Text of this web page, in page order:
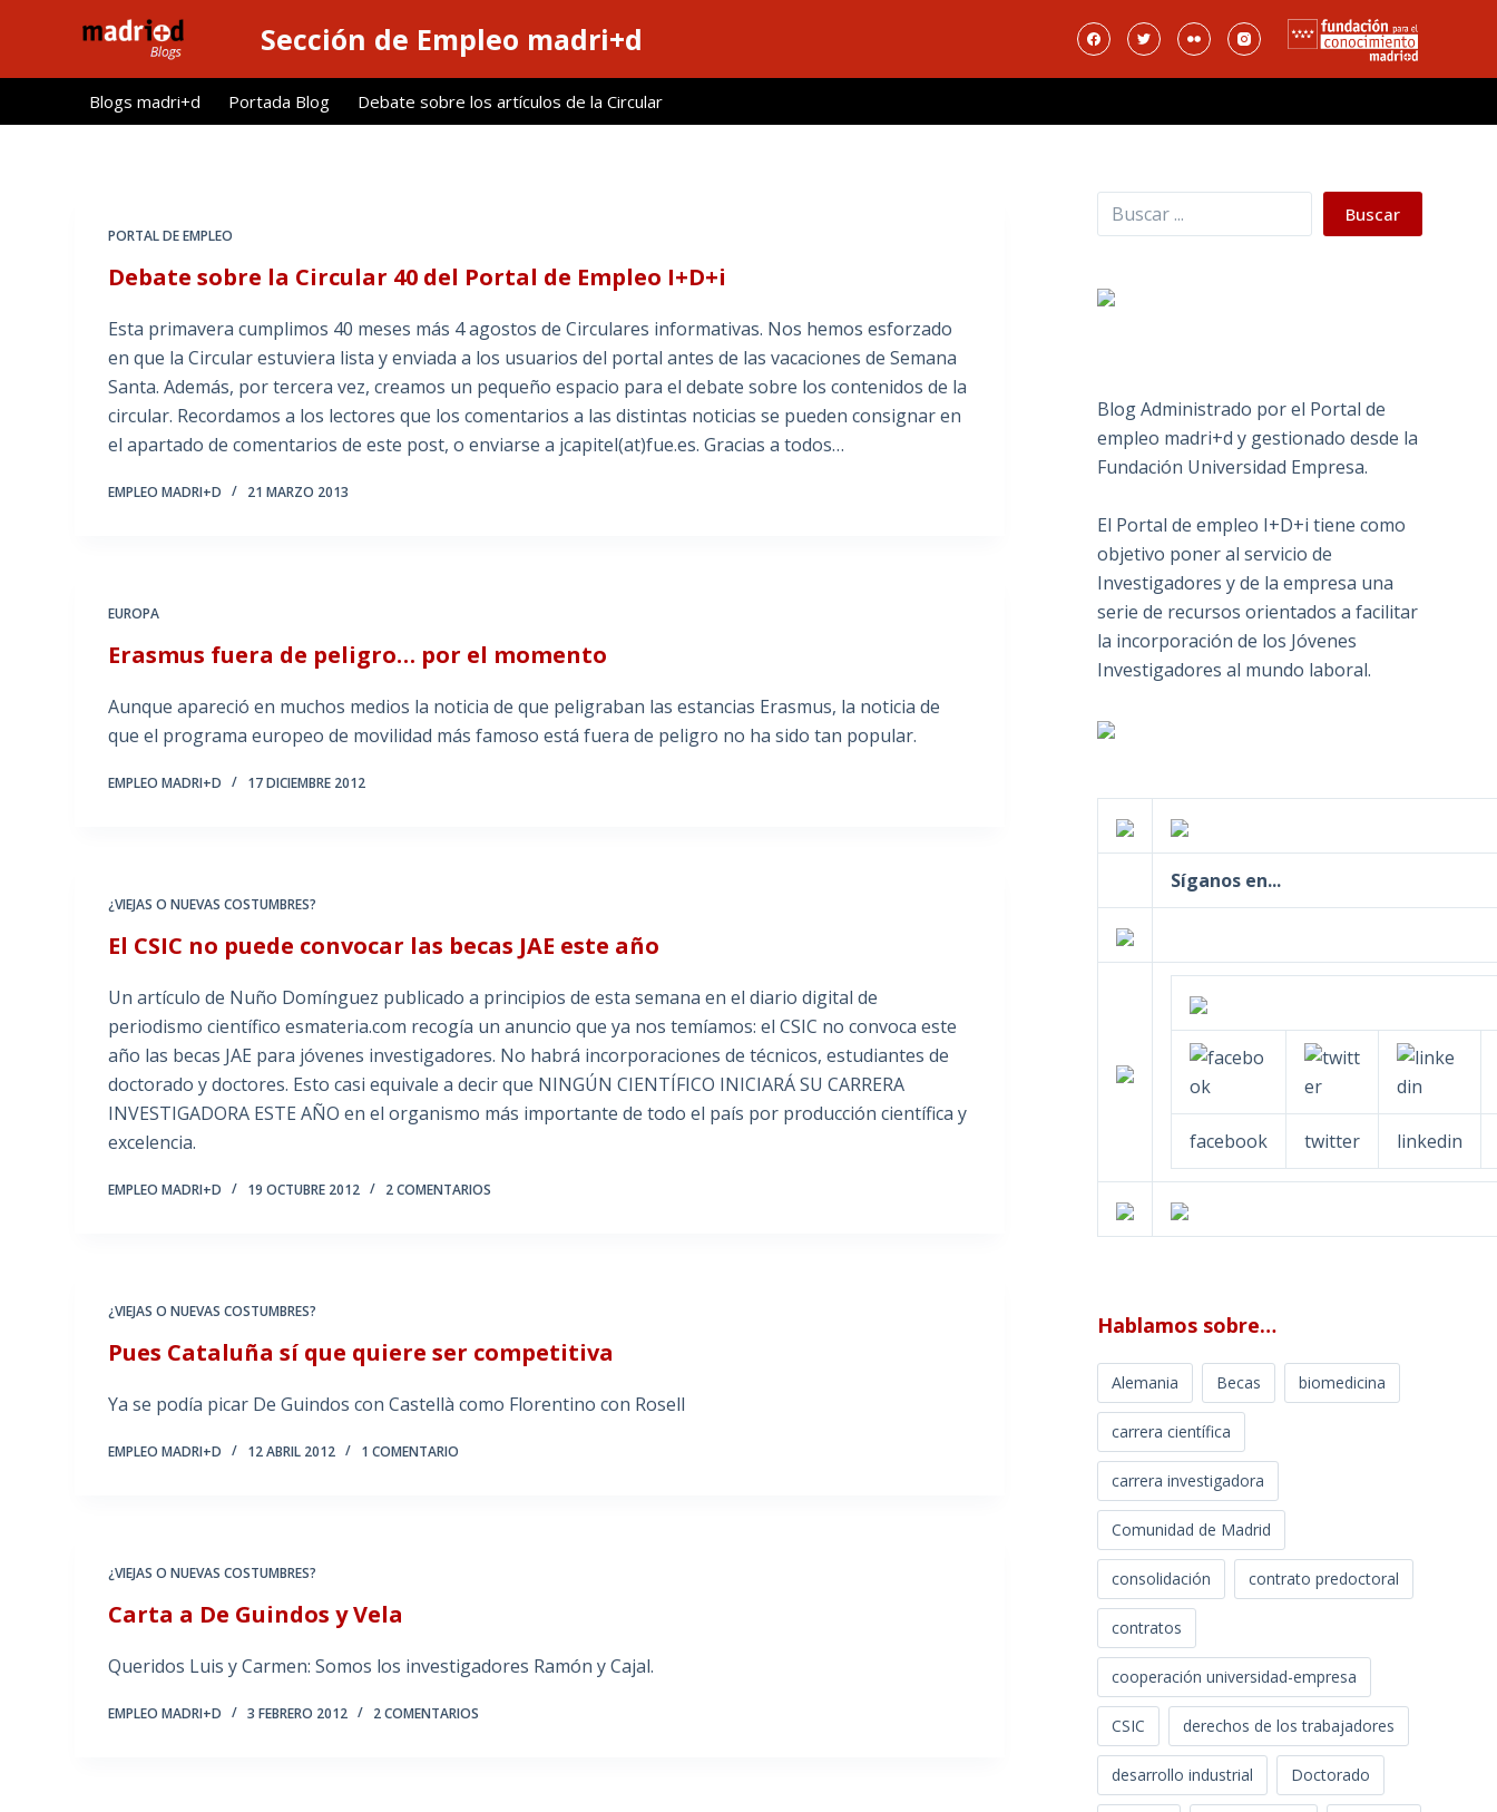
l
Sección de Empleo madri+d
Blogs madri+d Portada Blog Debate sobre los artículos de la Circular
PORTAL DE EMPLEO
Debate sobre la Circular 40 del Portal de Empleo I+D+i
Esta primavera cumplimos 40 meses más 4 agostos de Circulares informativas. Nos hemos esforzado
en que la Circular estuviera lista y enviada a los usuarios del portal antes de las vacaciones de Semana
Santa. Además, por tercera vez, creamos un pequeño espacio para el debate sobre los contenidos de la
circular. Recordamos a los lectores que los comentarios a las distintas noticias se pueden consignar en
el apartado de comentarios de este post, o enviarse a jcapitel(at)fue.es. Gracias a todos…
EMPLEO MADRI+D 21 MARZO 2013
EUROPA
Erasmus fuera de peligro… por el momento
Aunque apareció en muchos medios la noticia de que peligraban las estancias Erasmus, la noticia de
que el programa europeo de movilidad más famoso está fuera de peligro no ha sido tan popular.
EMPLEO MADRI+D 17 DICIEMBRE 2012
¿VIEJAS O NUEVAS COSTUMBRES?
El CSIC no puede convocar las becas JAE este año
Un artículo de Nuño Domínguez publicado a principios de esta semana en el diario digital de
periodismo científico esmateria.com recogía un anuncio que ya nos temíamos: el CSIC no convoca este
año las becas JAE para jóvenes investigadores. No habrá incorporaciones de técnicos, estudiantes de
doctorado y doctores. Esto casi equivale a decir que NINGÚN CIENTÍFICO INICIARÁ SU CARRERA
INVESTIGADORA ESTE AÑO en el organismo más importante de todo el país por producción científica y
excelencia.
EMPLEO MADRI+D 19 OCTUBRE 2012 2 COMENTARIOS
¿VIEJAS O NUEVAS COSTUMBRES?
Pues Cataluña sí que quiere ser competitiva
Ya se podía picar De Guindos con Castellà como Florentino con Rosell
EMPLEO MADRI+D 12 ABRIL 2012 1 COMENTARIO
¿VIEJAS O NUEVAS COSTUMBRES?
Carta a De Guindos y Vela
Queridos Luis y Carmen: Somos los investigadores Ramón y Cajal.
EMPLEO MADRI+D 3 FEBRERO 2012 2 COMENTARIOS
Buscar Buscar
Blog Administrado por el Portal de
empleo madri+d y gestionado desde la
Fundación Universidad Empresa.
El Portal de empleo I+D+i tiene como
objetivo poner al servicio de
Investigadores y de la empresa una
serie de recursos orientados a facilitar
la incorporación de los Jóvenes
Investigadores al mundo laboral.
Síganos en...
facebook twitter linkedin
Hablamos sobre…
Alemania Becas biomedicina
carrera científica
carrera investigadora
Comunidad de Madrid
consolidación contrato predoctoral
contratos
cooperación universidad-empresa
CSIC derechos de los trabajadores
desarrollo industrial Doctorado